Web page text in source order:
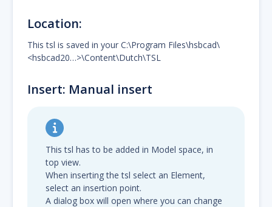
Location:
This tsl is saved in your C:\Program Files\hsbcad\
<hsbcad20…>\Content\Dutch\TSL
Insert: Manual insert
This tsl has to be added in Model space, in
top view.
When inserting the tsl select an Element,
select an insertion point.
A dialog box will open where you can change